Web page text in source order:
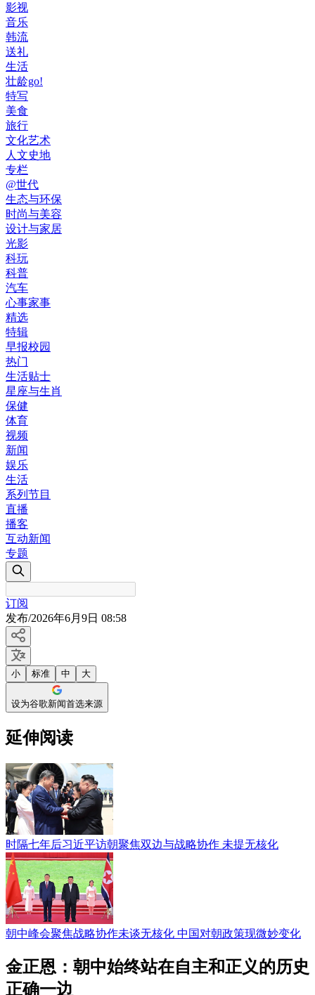
影视
音乐
韩流
送礼
生活
壮龄go!
特写
美食
旅行
文化艺术
人文史地
专栏
@世代
生态与环保
时尚与美容
设计与家居
光影
科玩
科普
汽车
心事家事
精选
特辑
早报校园
热门
生活贴士
星座与生肖
保健
体育
视频
新闻
娱乐
生活
系列节目
直播
播客
互动新闻
专题
订阅
发布/2026年6月9日 08:58
小 标准 中 大
设为谷歌新闻首选来源
延伸阅读
时隔七年后习近平访朝聚焦双边与战略协作 未提无核化
朝中峰会聚焦战略协作未谈无核化 中国对朝政策现微妙变化
金正恩：朝中始终站在自主和正义的历史
正确一边